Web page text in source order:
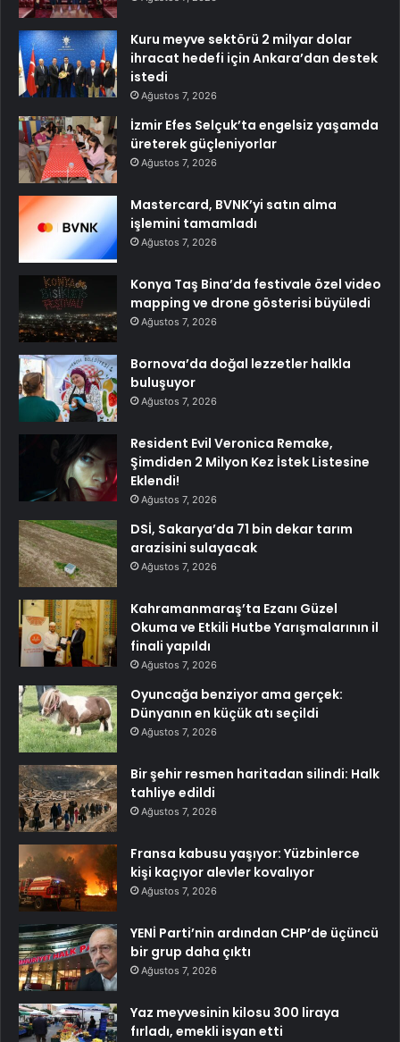
Kuru meyve sektörü 2 milyar dolar
ihracat hedefi için Ankara’dan destek
istedi
Ağustos 7, 2026
İzmir Efes Selçuk’ta engelsiz yaşamda
üreterek güçleniyorlar
Ağustos 7, 2026
Mastercard, BVNK’yi satın alma
işlemini tamamladı
Ağustos 7, 2026
Konya Taş Bina’da festivale özel video
mapping ve drone gösterisi büyüledi
Ağustos 7, 2026
Bornova’da doğal lezzetler halkla
buluşuyor
Ağustos 7, 2026
Resident Evil Veronica Remake,
Şimdiden 2 Milyon Kez İstek Listesine
Eklendi!
Ağustos 7, 2026
DSİ, Sakarya’da 71 bin dekar tarım
arazisini sulayacak
Ağustos 7, 2026
Kahramanmaraş’ta Ezanı Güzel
Okuma ve Etkili Hutbe Yarışmalarının il
finali yapıldı
Ağustos 7, 2026
Oyuncağa benziyor ama gerçek:
Dünyanın en küçük atı seçildi
Ağustos 7, 2026
Bir şehir resmen haritadan silindi: Halk
tahliye edildi
Ağustos 7, 2026
Fransa kabusu yaşıyor: Yüzbinlerce
kişi kaçıyor alevler kovalıyor
Ağustos 7, 2026
YENİ Parti’nin ardından CHP’de üçüncü
bir grup daha çıktı
Ağustos 7, 2026
Yaz meyvesinin kilosu 300 liraya
fırladı, emekli isyan etti